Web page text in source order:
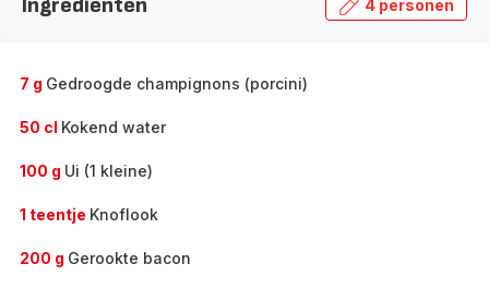
volledige
Ingrediënten 4 personen
7 g Gedroogde champignons (porcini)
50 cl Kokend water
100 g Ui (1 kleine)
1 teentje Knoflook
200 g Gerookte bacon